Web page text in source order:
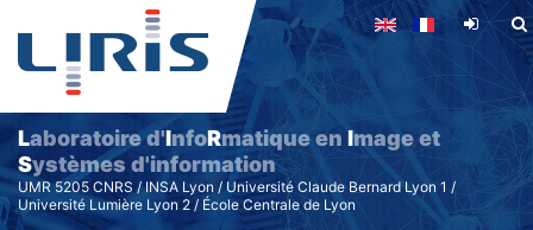
Aller
contenu
principal
Laboratoire d'InfoRmatique enImage et
Systèmes d'information
UMR 5205 CNRS / INSA Lyon / Université Claude Bernard Lyon 1 /
Université Lumière Lyon 2 / École Centrale de Lyon